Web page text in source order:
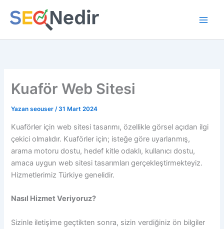
atla
Kuaför Web Sitesi
Yazan seouser/31 Mart 2024
Kuaförler için web sitesi tasarımı, özellikle görsel açıdan ilgi
çekici olmalıdır. Kuaförler için; isteğe göre uyarlanmış,
arama motoru dostu, hedef kitle odaklı, kullanıcı dostu,
amaca uygun web sitesi tasarımları gerçekleştirmekteyiz.
Hizmetlerimiz Türkiye genelidir.
Nasıl Hizmet Veriyoruz?
Sizinle iletişime geçtikten sonra, sizin verdiğiniz ön bilgiler